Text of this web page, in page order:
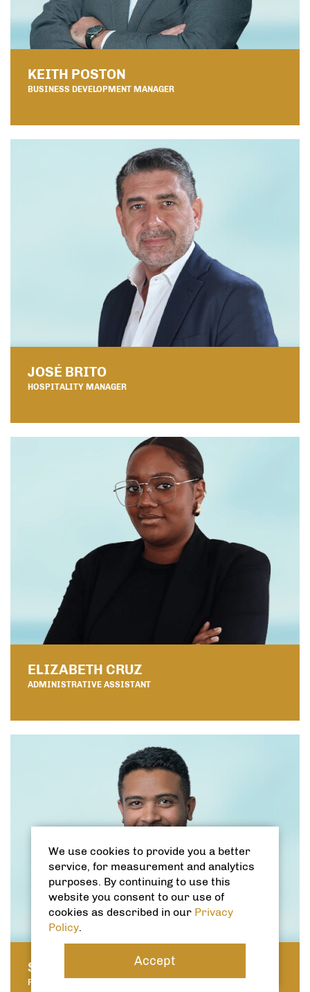
KEITH POSTON
BUSINESS DEVELOPMENT MANAGER
JOSÉ BRITO
HOSPITALITY MANAGER
ELIZABETH CRUZ
ADMINISTRATIVE ASSISTANT
SHAHBAZ ASGHAR
PROPERTY MANAGER
We use cookies to provide you a better
service, for measurement and analytics
purposes. By continuing to use this
website you consent to our use of
cookies as described in our Privacy
Policy.
Accept